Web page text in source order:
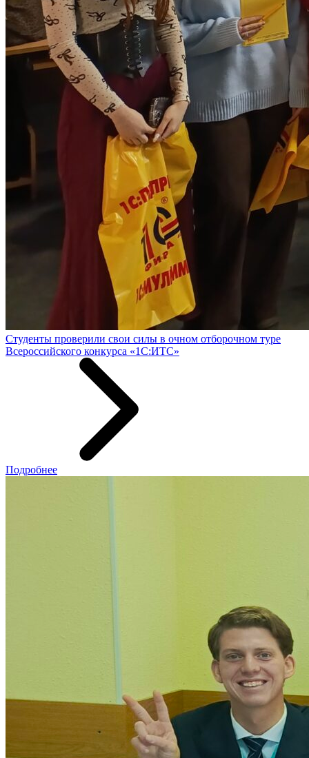
Студенты проверили свои силы в очном отборочном туре
Всероссийского конкурса «1С:ИТС»
Подробнее